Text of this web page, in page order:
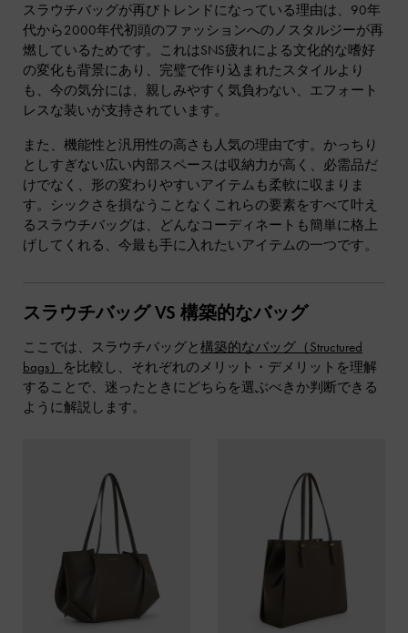
スラウチバッグが再びトレンドになっている理由は、90年
代から2000年代初頭のファッションへのノスタルジーが再
燃しているためです。これはSNS疲れによる文化的な嗜好
の変化も背景にあり、完璧で作り込まれたスタイルより
も、今の気分には、親しみやすく気負わない、エフォート
レスな装いが支持されています。
また、機能性と汎用性の高さも人気の理由です。かっちり
としすぎない広い内部スペースは収納力が高く、必需品だ
けでなく、形の変わりやすいアイテムも柔軟に収まりま
す。シックさを損なうことなくこれらの要素をすべて叶え
るスラウチバッグは、どんなコーディネートも簡単に格上
げしてくれる、今最も手に入れたいアイテムの一つです。
スラウチバッグ VS 構築的なバッグ
ここでは、スラウチバッグと構築的なバッグ（Structured
bags） を比較し、それぞれのメリット・デメリットを理解
することで、迷ったときにどちらを選ぶべきか判断できる
ように解説します。